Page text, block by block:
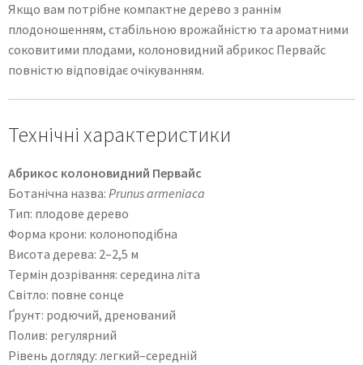
Якщо вам потрібне компактне дерево з раннім
плодоношенням, стабільною врожайністю та ароматними
соковитими плодами, колоновидний абрикос Первайс
повністю відповідає очікуванням.
Технічні характеристики
Абрикос колоновидний Первайс
Ботанічна назва: Prunus armeniaca
Тип: плодове дерево
Форма крони: колоноподібна
Висота дерева: 2–2,5 м
Термін дозрівання: середина літа
Світло: повне сонце
Ґрунт: родючий, дренований
Полив: регулярний
Рівень догляду: легкий–середній